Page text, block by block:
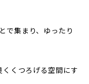
で集まり、ゆったり
くくつろげる空間にす